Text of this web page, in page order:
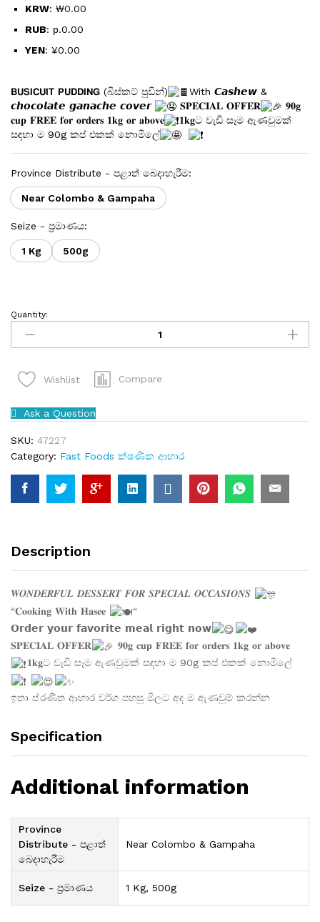
KRW: ₩0.00
RUB: р.0.00
YEN: ¥0.00
𝗕𝗨𝗦𝗜𝗖𝗨𝗜𝗧 𝗣𝗨𝗗𝗗𝗜𝗡𝗚 (බිස්කට් පුඩින්)
With 𝘾𝙖𝙨𝙝𝙚𝙬 &
𝙘𝙝𝙤𝙘𝙤𝙡𝙖𝙩𝙚 𝙜𝙖𝙣𝙖𝙘𝙝𝙚 𝙘𝙤𝙫𝙚𝙧
𝐒𝐏𝐄𝐂𝐈𝐀𝐋 𝐎𝐅𝐅𝐄𝐑
𝟗𝟎𝐠
𝐜𝐮𝐩 𝐅𝐑𝐄𝐄 𝐟𝐨𝐫 𝐨𝐫𝐝𝐞𝐫𝐬 𝟏𝐤𝐠 𝐨𝐫 𝐚𝐛𝐨𝐯𝐞
𝟏𝐤𝐠ට වැඩි සෑම ඇණවුමක්
සඳහා ම 90g කප් එකක් නොමිලේ
Province Distribute - පළාත් බෙදාහැරීම:
Near Colombo & Gampaha
Seize - ප්‍රමාණය:
1 Kg 500g
Quantity:
Wishlist Compare
Ask a Question
SKU: 47227
Category: Fast Foods ක්ෂණික ආහාර
Description
𝑾𝑶𝑵𝑫𝑬𝑹𝑭𝑼𝑳 𝑫𝑬𝑺𝑺𝑬𝑹𝑻 𝑭𝑶𝑹 𝑺𝑷𝑬𝑪𝑰𝑨𝑳 𝑶𝑪𝑪𝑨𝑺𝑰𝑶𝑵𝑺
“𝐂𝐨𝐨𝐤𝐢𝐧𝐠 𝐖𝐢𝐭𝐡 𝐇𝐚𝐬𝐞𝐞
“
𝗢𝗿𝗱𝗲𝗿 𝘆𝗼𝘂𝗿 𝗳𝗮𝘃𝗼𝗿𝗶𝘁𝗲 𝗺𝗲𝗮𝗹 𝗿𝗶𝗴𝗵𝘁 𝗻𝗼𝘄
𝐒𝐏𝐄𝐂𝐈𝐀𝐋 𝐎𝐅𝐅𝐄𝐑
𝟗𝟎𝐠 𝐜𝐮𝐩 𝐅𝐑𝐄𝐄 𝐟𝐨𝐫 𝐨𝐫𝐝𝐞𝐫𝐬 𝟏𝐤𝐠 𝐨𝐫 𝐚𝐛𝐨𝐯𝐞
𝟏𝐤𝐠ට වැඩි සෑම ඇණවුමක් සඳහා ම 90g කප් එකක් නොමිලේ
ඉතා ප්රණීත ආහාර වර්ග පහසු මිලට අද ම ඇණවුම් කරන්න
Specification
Additional information
Province
Distribute - පළාත්
බෙදාහැරීම
Near Colombo & Gampaha
Seize - ප්‍රමාණය 1 Kg, 500g